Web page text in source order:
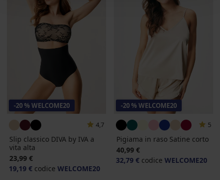
-20 % WELCOME20
4,7
Slip classico DIVA by IVA a
vita alta
23,99 €
19,19 € codice WELCOME20
-20 % WELCOME20
5
Pigiama in raso Satine corto
40,99 €
32,79 € codice WELCOME20